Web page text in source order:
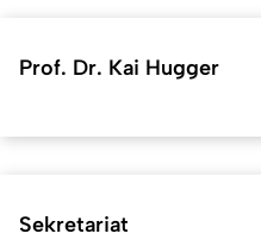
Prof. Dr. Kai Hugger
Sekretariat